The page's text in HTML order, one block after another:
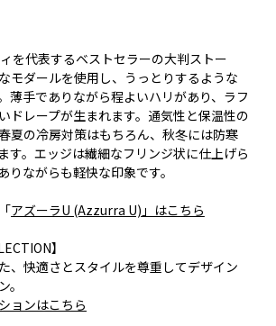
を代表するベストセラーの大判ストー
モダールを使用し、うっとりするような
薄手でありながら程よいハリがあり、ラフ
ドレープが生まれます。通気性と保温性の
夏の冷房対策はもちろん、秋冬には防寒
す。エッジは繊細なフリンジ状に仕上げら
りながらも軽快な印象です。
アズーラU (Azzurra U)」はこちら
】
、快適さとスタイルを尊重してデザイン
ョンはこちら